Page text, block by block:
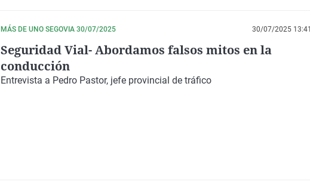
MÁS DE UNO SEGOVIA 30/07/2025 30/07/2025 13:41
Seguridad Vial- Abordamos falsos mitos en la
conducción
Entrevista a Pedro Pastor, jefe provincial de tráfico